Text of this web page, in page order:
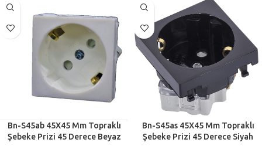
Bn-S45ab 45X45 Mm Topraklı
Şebeke Prizi 45 Derece Beyaz
Bn-S45as 45X45 Mm Topraklı
Şebeke Prizi 45 Derece Siyah